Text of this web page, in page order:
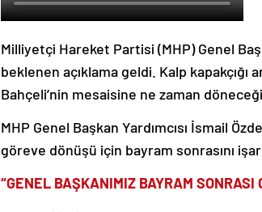
Milliyetçi Hareket Partisi (MHP) Genel
beklenen açıklama geldi. Kalp
Bahçeli’nin mesaisine ne zaman
MHP Genel Başkan Yardımcısı İsmail
göreve dönüşü için bayram sonrasını
“GENEL BAŞKANIMIZ BAYRAM SONRASI